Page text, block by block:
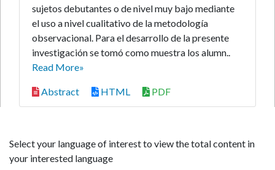
sujetos debutantes o de nivel muy bajo mediante
el uso a nivel cualitativo de la metodología
observacional. Para el desarrollo de la presente
investigación se tomó como muestra los alumn..
Read More»
Abstract HTML PDF
Select your language of interest to view the total content in
your interested language